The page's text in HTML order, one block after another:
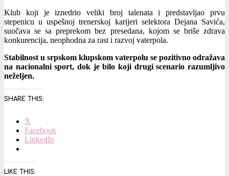
Klub koji je iznedrio veliki broj talenata i predstavljao prvu
stepenicu u uspešnoj trenerskoj karijeri selektora Dejana Savića,
suočava se sa preprekom bez presedana, kojom se briše zdrava
konkurencija, neophodna za rast i razvoj vaterpola.
Stabilnost u srpskom klupskom vaterpolu se pozitivno odražava
na nacionalni sport, dok je bilo koji drugi scenario razumljivo
neželjen.
SHARE THIS:
X
Facebook
LinkedIn
LIKE THIS: